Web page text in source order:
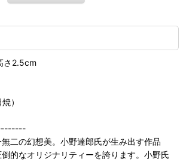
さ2.5cm
）
二の幻想美。小野達郎氏が生み出す作品
的なオリジナリティーを誇ります。小野氏